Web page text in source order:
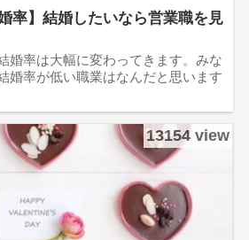
率】結婚したいなら営業職を見
婚率は大幅に変わってきます。みな
婚率が低い職業はなんだと思います
13154 view